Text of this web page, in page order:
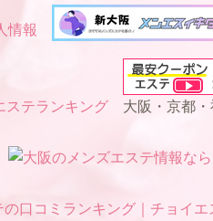
ステランキング 大阪・京都